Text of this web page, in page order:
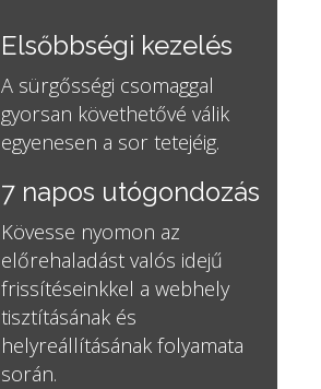
Elsőbbségi kezelés
A sürgősségi csomaggal
gyorsan követhetővé válik
egyenesen a sor tetejéig.
7 napos utógondozás
Kövesse nyomon az
előrehaladást valós idejű
frissítéseinkkel a webhely
tisztításának és
helyreállításának folyamata
során.